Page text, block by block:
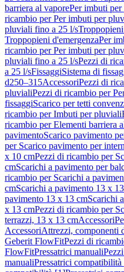
barriera al vaporePer imbuti
ricambio per Per imbuti per
pluviali fino a 25 l/s
Troppopieni d'emergenzaPer
ricambio per Per imbuti per
pluviali fino a 25 l/sPezzi di
a 25 l/sFissaggiSistema di
d250–315AccessoriPezzi di
pluvialiPezzi di ricambio per
fissaggiScarico per tetti
ricambio per Imbuti per pluviali
ricambio per Elementi barriera
pavimentoScarico pavimento
per Scarico pavimento per
x 10 cmPezzi di ricambio per
cmScarichi a pavimento per
ricambio per Scarichi a
cmScarichi a pavimento 13 x
pavimento 13 x 13 cmScarichi
x 13 cmPezzi di ricambio per
terrazzi, 13 x 13 cmAccessori
AccessoriAttrezzi, componenti
Geberit FlowFitPezzi di
FlowFitPressatrici manuali
manualiPressatrici